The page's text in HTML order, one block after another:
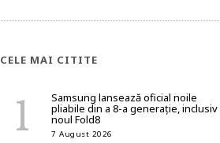
CELE MAI CITITE
Samsung lansează oficial noile
pliabile din a 8-a generație, inclusiv
noul Fold8
7 August 2026